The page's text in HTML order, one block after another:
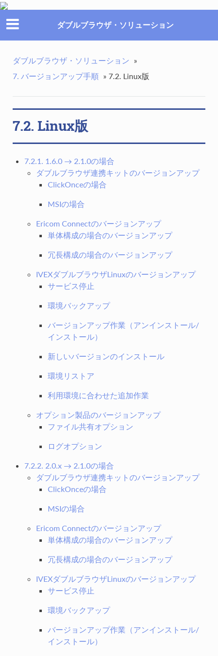
ダブルブラウザ・ソリューション
ダブルブラウザ・ソリューション »
7. バージョンアップ手順 » 7.2. Linux版
7.2. Linux版
7.2.1. 1.6.0 → 2.1.0の場合
ダブルブラウザ連携キットのバージョンアップ
ClickOnceの場合
MSIの場合
Ericom Connectのバージョンアップ
単体構成の場合のバージョンアップ
冗長構成の場合のバージョンアップ
IVEXダブルブラウザLinuxのバージョンアップ
サービス停止
環境バックアップ
バージョンアップ作業（アンインストール/
インストール）
新しいバージョンのインストール
環境リストア
利用環境に合わせた追加作業
オプション製品のバージョンアップ
ファイル共有オプション
ログオプション
7.2.2. 2.0.x → 2.1.0の場合
ダブルブラウザ連携キットのバージョンアップ
ClickOnceの場合
MSIの場合
Ericom Connectのバージョンアップ
単体構成の場合のバージョンアップ
冗長構成の場合のバージョンアップ
IVEXダブルブラウザLinuxのバージョンアップ
サービス停止
環境バックアップ
バージョンアップ作業（アンインストール/
インストール）